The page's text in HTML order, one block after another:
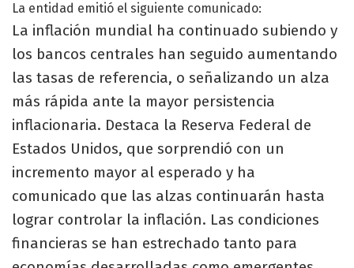
La entidad emitió el siguiente comunicado:
La inflación mundial ha continuado subiendo y
los bancos centrales han seguido aumentando
las tasas de referencia, o señalizando un alza
más rápida ante la mayor persistencia
inflacionaria. Destaca la Reserva Federal de
Estados Unidos, que sorprendió con un
incremento mayor al esperado y ha
comunicado que las alzas continuarán hasta
lograr controlar la inflación. Las condiciones
financieras se han estrechado tanto para